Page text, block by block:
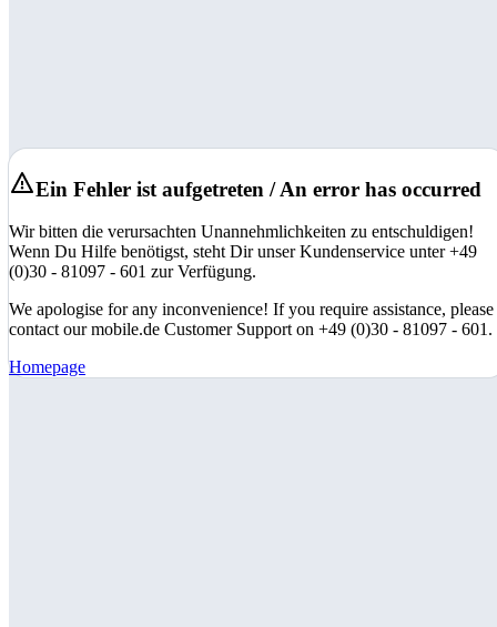
Ein Fehler ist aufgetreten / An error has occurred
Wir bitten die verursachten Unannehmlichkeiten zu entschuldigen!
Wenn Du Hilfe benötigst, steht Dir unser Kundenservice unter +49
(0)30 - 81097 - 601 zur Verfügung.
We apologise for any inconvenience! If you require assistance, please
contact our mobile.de Customer Support on +49 (0)30 - 81097 - 601.
Homepage